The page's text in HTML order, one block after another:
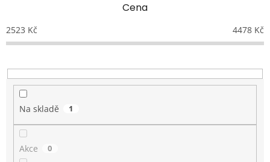
o
d
k
t
Cena
2523 Kč 4478 Kč
Na skladě 1
Akce 0